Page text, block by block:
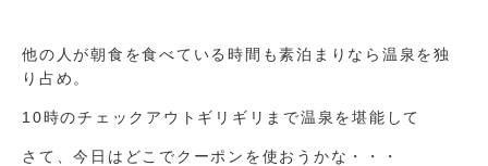
他の人が朝食を食べている時間も素泊まりなら温泉を独
り占め。
10時のチェックアウトギリギリまで温泉を堪能して
さて、今日はどこでクーポンを使おうかな・・・